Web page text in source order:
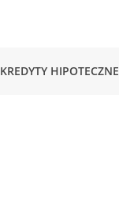
KREDYTY HIPOTECZNE